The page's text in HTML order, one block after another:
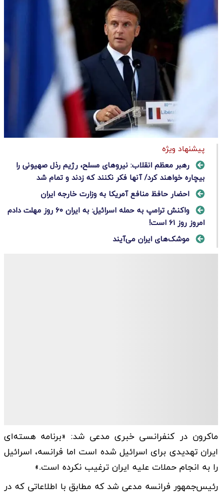
پیشنهاد ویژه
رهبر معظم انقلاب: نیروهای مسلح، رژیم رذل صهیونی را
بیچاره خواهند کرد/ آنها فکر نکنند که زدند و تمام شد
احضار حافظ منافع آمریکا به وزارت خارجه ایران
واکنش ترامپ به حمله اسرائیل: به ایران ۶۰ روز مهلت دادم
امروز روز ۶۱ است!
موشک‌های ایران می‌آیند
ماکرون در کنفرانسی خبری مدعی شد: «برنامه هسته‌ای
ایران تهدیدی برای اسرائیل شده است اما فرانسه، اسرائیل
را به انجام حملات علیه ایران ترغیب نکرده است.»
رئیس‌جمهور فرانسه مدعی شد که مطابق با اطلاعاتی که در